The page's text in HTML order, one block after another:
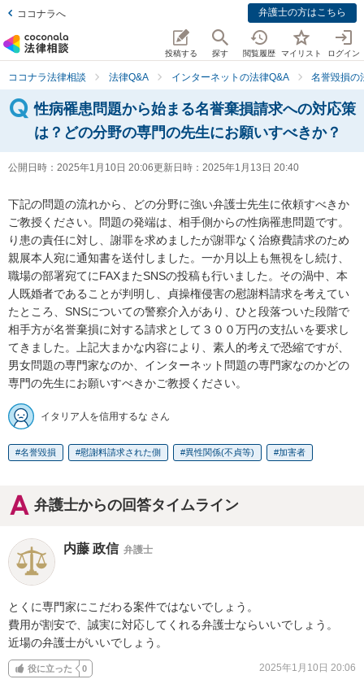
ココナラへ 弁護士の方はこちら
投稿する 探す 閲覧履歴 マイリスト ログイン
ココナラ法律相談 法律Q&A インターネットの法律Q&A 名誉毀損の
性病罹患問題から始まる名誉棄損請求への対応策
は？どの分野の専門の先生にお願いすべきか？
公開日時： 2025年1月10日 20:06更新日時： 2025年1月13日 20:40
下記の問題の流れから、どの分野に強い弁護士先生に依頼すべきか
ご教授ください。問題の発端は、相手側からの性病罹患問題です。
り患の責任に対し、謝罪を求めましたが謝罪なく治療費請求のため
親展本人宛に通知書を送付しました。一か月以上も無視をし続け、
職場の部署宛てにFAXまたSNSの投稿も行いました。その渦中、本
人既婚者であることが判明し、貞操権侵害の慰謝料請求を考えてい
たところ、SNSについての警察介入があり、ひと段落ついた段階で
相手方が名誉棄損に対する請求として３００万円の支払いを要求し
てきました。上記大まかな内容により、素人的考えで恐縮ですが、
男女問題の専門家なのか、インターネット問題の専門家なのかどの
専門の先生にお願いすべきかご教授ください。
イタリア人を信用するな さん
名誉毀損 慰謝料請求された側 異性関係(不貞等) 加害者
弁護士からの回答タイムライン
内藤 政信 弁護士
とくに専門家にこだわる案件ではないでしょう。
費用が割安で、誠実に対応してくれる弁護士ならいいでしょう。
近場の弁護士がいいでしょう。
役に立った 0 2025年1月10日 20:06